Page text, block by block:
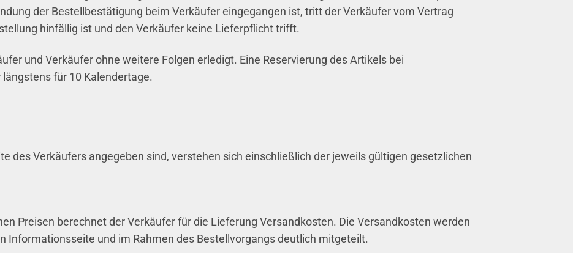
der Bestellbestätigung beim Verkäufer eingegangen ist, tritt der Verkäufer vom Vertrag
hinfällig ist und den Verkäufer keine Lieferpflicht trifft.
und Verkäufer ohne weitere Folgen erledigt. Eine Reservierung des Artikels bei
für 10 Kalendertage.
des Verkäufers angegeben sind, verstehen sich einschließlich der jeweils gültigen gesetzlichen
Preisen berechnet der Verkäufer für die Lieferung Versandkosten. Die Versandkosten werden
Informationsseite und im Rahmen des Bestellvorgangs deutlich mitgeteilt.